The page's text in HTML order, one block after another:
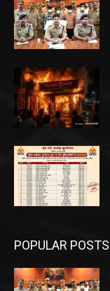
POPULAR POSTS